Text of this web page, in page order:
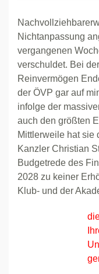
Nichtanpassung
vergangenen
verschuldet. Bei
Reinvermögen
der ÖVP gar auf
infolge der
auch den größten
Mittlerweile hat sie
Kanzler Christian
Budgetrede des
2028 zu keiner
Klub- und der